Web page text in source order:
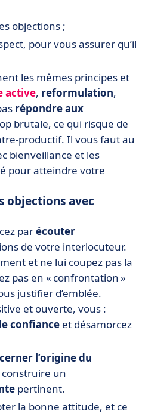
objections ;
pour vous assurer qu’il
les mêmes principes et
active, reformulation,
répondre aux
brutale, ce qui risque de
productif. Il vous faut au
bienveillance et les
pour atteindre votre
objections avec
parécouter
de votre interlocuteur.
et ne lui coupez pas la
pas en « confrontation »
justifier d’emblée.
et ouverte, vous :
confiance et désamorcez
cerner l’origine du
un
pertinent.
la bonne attitude, et ce